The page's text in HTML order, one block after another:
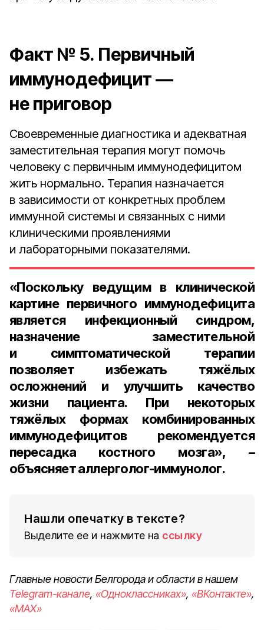
Факт № 5. Первичный
иммунодефицит —
не приговор
Своевременные диагностика и адекватная
заместительная терапия могут помочь
человеку с первичным иммунодефицитом
жить нормально. Терапия назначается
в зависимости от конкретных проблем
иммунной системы и связанных с ними
клиническими проявлениями
и лабораторными показателями.
«Поскольку ведущим в клинической
картине первичного иммунодефицита
является инфекционный синдром,
назначение заместительной
и симптоматической терапии
позволяет избежать тяжёлых
осложнений и улучшить качество
жизни пациента. При некоторых
тяжёлых формах комбинированных
иммунодефицитов рекомендуется
пересадка костного мозга», –
объясняет аллерголог-иммунолог.
Нашли опечатку в тексте?
Выделите ее и нажмите на ссылку
Главные новости Белгорода и области в нашем
Telegram-канале, «Одноклассниках», «ВКонтакте»,
«MAX»